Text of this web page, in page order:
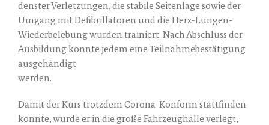
dens­ter Ver­let­zun­gen, die sta­bi­le Sei­ten­la­ge sowie der
Umgang mit Defi­bril­la­to­ren und die Herz-Lun­gen-
Wie­der­be­le­bung wur­den trai­niert. Nach Abschluss der
Aus­bil­dung konn­te jedem eine Teil­nah­me­be­stä­ti­gung
ausgehändigt
werden.
Damit der Kurs trotz­dem Coro­na-Kon­form statt­fin­den
konn­te, wur­de er in die gro­ße Fahr­zeug­hal­le ver­legt,